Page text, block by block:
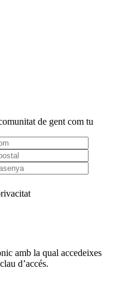
de gent com tu
amb la qual accedeixes
d’accés.